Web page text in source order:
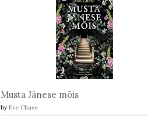
Musta Jänese mõis
by Eve Chase